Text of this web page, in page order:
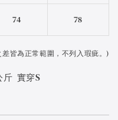
74 78
皆為正常範圍，不列入瑕疵。)
斤 實穿S